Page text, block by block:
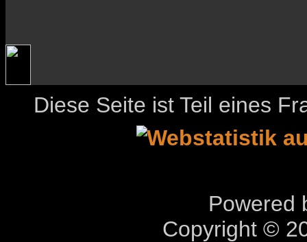
Diese Seite ist Teil eines
Powered
Copyright ©